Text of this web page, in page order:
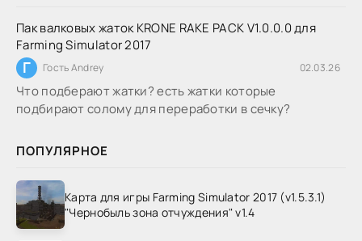
Пак валковых жаток KRONE RAKE PACK V1.0.0.0 для
Farming Simulator 2017
Г Гость Andrey 02.03.26
Что подберают жатки? есть жатки которые
подбирают солому для переработки в сечку?
ПОПУЛЯРНОЕ
Карта для игры Farming Simulator 2017 (v1.5.3.1)
"Чернобыль зона отчуждения" v1.4